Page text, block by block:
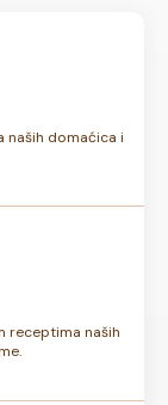
torte može
na deklaraciji
naših domaćica i
receptima naših